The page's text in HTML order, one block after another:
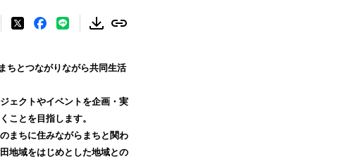
ちとつながりながら共同生活
ェクトやイベントを企画・実
ことを目指します。
まちに住みながらまちと関わ
地域をはじめとした地域との